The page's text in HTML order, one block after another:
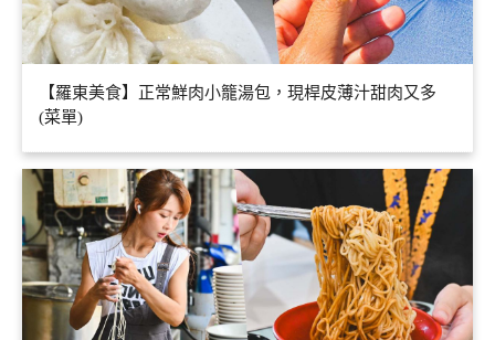
【羅東美食】正常鮮肉小籠湯包，現桿皮薄汁甜肉又多
(菜單)